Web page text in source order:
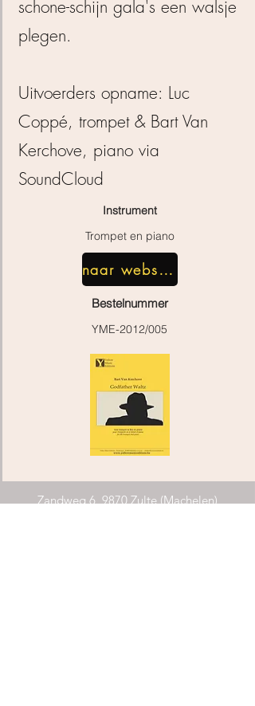
schone-schijn gala's een walsje
plegen.
Uitvoerders opname: Luc
Coppé, trompet & Bart Van
Kerchove, piano via
SoundCloud
Instrument
Trompet en piano
naar webshop
Bestelnummer
YME-2012/005
Zandweg 6, 9870 Zulte (Machelen)